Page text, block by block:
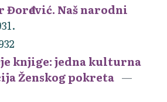
Naš narodni
knjige: jedna kulturna
Ženskog pokreta